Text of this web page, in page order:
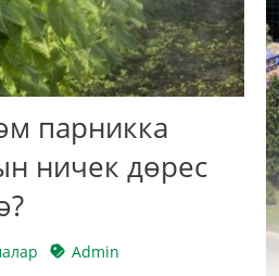
парникка
ничек дөрес
Admin